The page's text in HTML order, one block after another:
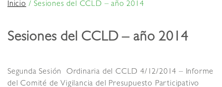
Inicio/Sesiones del CCLD – año 2014
Sesiones del CCLD – año 2014
Segunda Sesión Ordinaria del CCLD 4/12/2014 – Informe
del Comité de Vigilancia del Presupuesto Participativo